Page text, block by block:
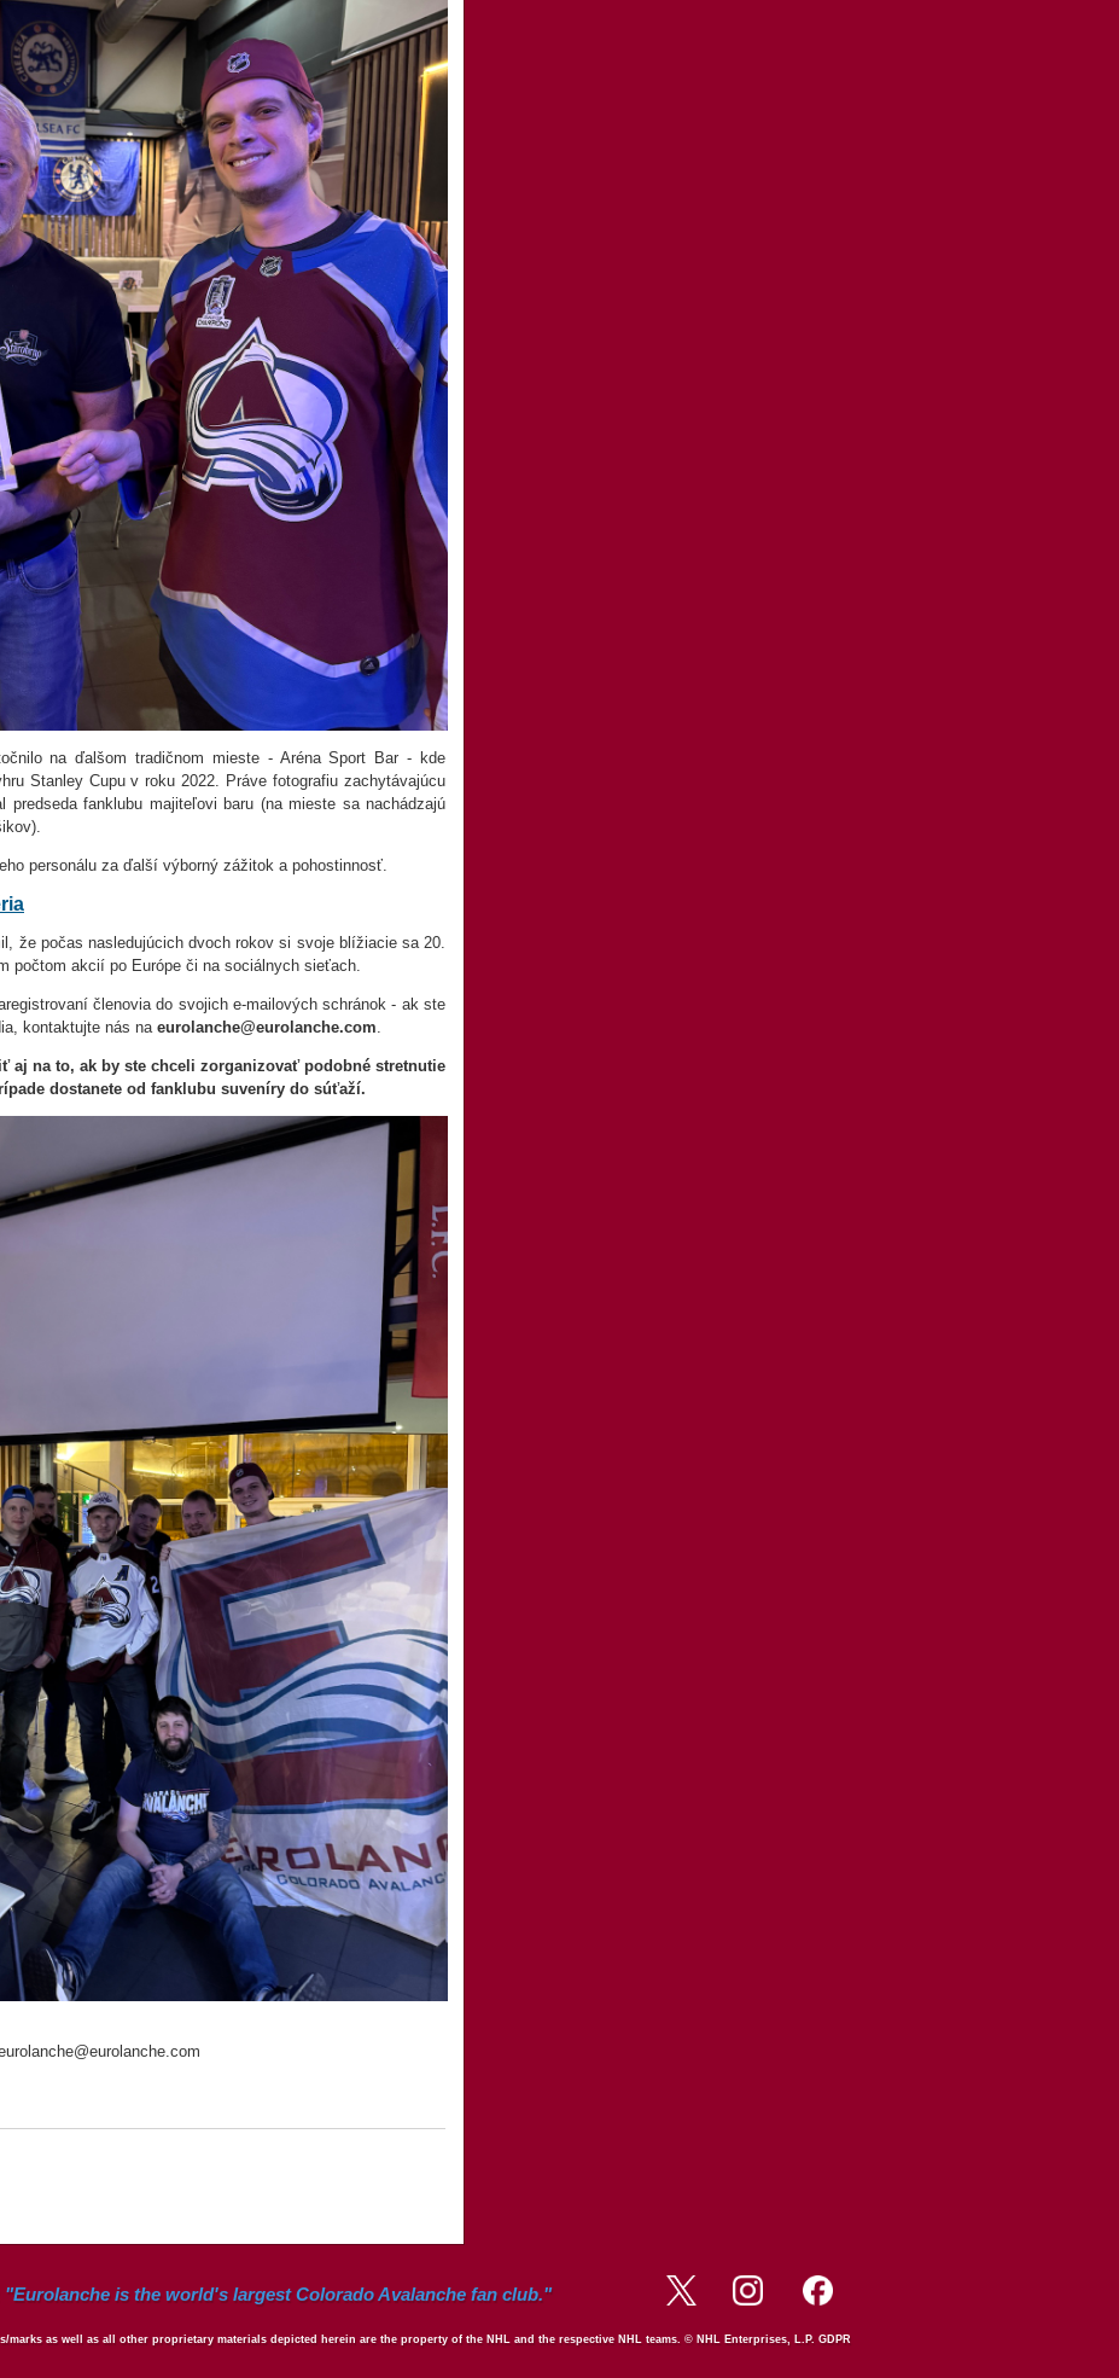
na ďalšom tradičnom mieste - Aréna Sport Bar - kde
Stanley Cupu v roku 2022. Práve fotografiu zachytávajúcu
predseda fanklubu majiteľovi baru (na mieste sa nachádzajú
personálu za ďalší výborný zážitok a pohostinnosť.
že počas nasledujúcich dvoch rokov si svoje blížiacie sa 20.
počtom akcií po Európe či na sociálnych sieťach.
členovia do svojich e-mailových schránok - ak ste
kontaktujte nás na eurolanche@eurolanche.com.
aj na to, ak by ste chceli zorganizovať podobné stretnutie
dostanete od fanklubu suveníry do súťaží.
"Eurolanche is the world's largest Colorado Avalanche fan club."
marks as well as all other proprietary materials depicted herein are the property of the NHL and the respective NHL teams. © NHL Enterprises, L.P. GDPR